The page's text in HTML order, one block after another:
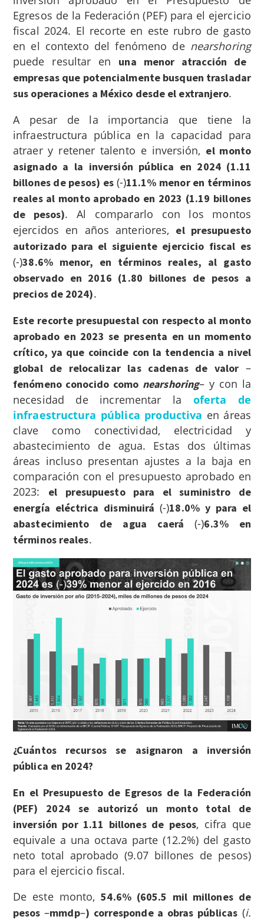
Egresos de la Federación (PEF) para el ejercicio
fiscal 2024. El recorte en este rubro de gasto
en el contexto del fenómeno de nearshoring
puede resultar en una menor atracción de
empresas que potencialmente busquen trasladar
sus operaciones a México desde el extranjero.
A pesar de la importancia que tiene la
infraestructura pública en la capacidad para
atraer y retener talento e inversión, el monto
asignado a la inversión pública en 2024 (1.11
billones de pesos) es (-)11.1% menor en términos
reales al monto aprobado en 2023 (1.19 billones
de pesos). Al compararlo con los montos
ejercidos en años anteriores, el presupuesto
autorizado para el siguiente ejercicio fiscal es
(-)38.6% menor, en términos reales, al gasto
observado en 2016 (1.80 billones de pesos a
precios de 2024).
Este recorte presupuestal con respecto al monto
aprobado en 2023 se presenta en un momento
crítico, ya que coincide con la tendencia a nivel
global de relocalizar las cadenas de valor –
fenómeno conocido como nearshoring– y con la
necesidad de incrementar la oferta de
infraestructura pública productiva en áreas
clave como conectividad, electricidad y
abastecimiento de agua. Estas dos últimas
áreas incluso presentan ajustes a la baja en
comparación con el presupuesto aprobado en
2023: el presupuesto para el suministro de
energía eléctrica disminuirá(-)18.0% y para el
abastecimiento de agua caerá(-)6.3% en
términos reales.
¿Cuántos recursos se asignaron a inversión
pública en 2024?
En el Presupuesto de Egresos de la Federación
(PEF) 2024 se autorizó un monto total de
inversión por 1.11 billones de pesos, cifra que
equivale a una octava parte (12.2%) del gasto
neto total aprobado (9.07 billones de pesos)
para el ejercicio fiscal.
De este monto,54.6% (605.5 mil millones de
pesos–mmdp–) corresponde a obras públicas (i.